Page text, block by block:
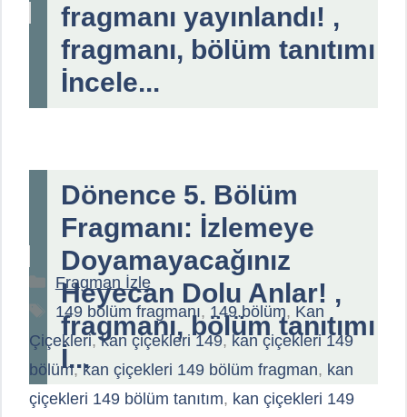
fragmanı yayınlandı! ,
fragmanı, bölüm tanıtımı
İncele...
Dönence 5. Bölüm
Fragmanı: İzlemeye
Doyamayacağınız
Heyecan Dolu Anlar! ,
fragmanı, bölüm tanıtımı
İ...
Kategoriler
Fragman İzle
Etiketler
149 bölüm fragmanı, 149.bölüm, Kan
Çiçekleri,kan çiçekleri 149,kan çiçekleri 149
bölüm,kan çiçekleri 149 bölüm fragman, kan
çiçekleri 149 bölüm tanıtım, kan çiçekleri 149